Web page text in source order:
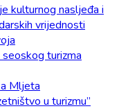
kulturnog nasljeđa i
vrijednosti
turizma
Mljeta
u turizmu”